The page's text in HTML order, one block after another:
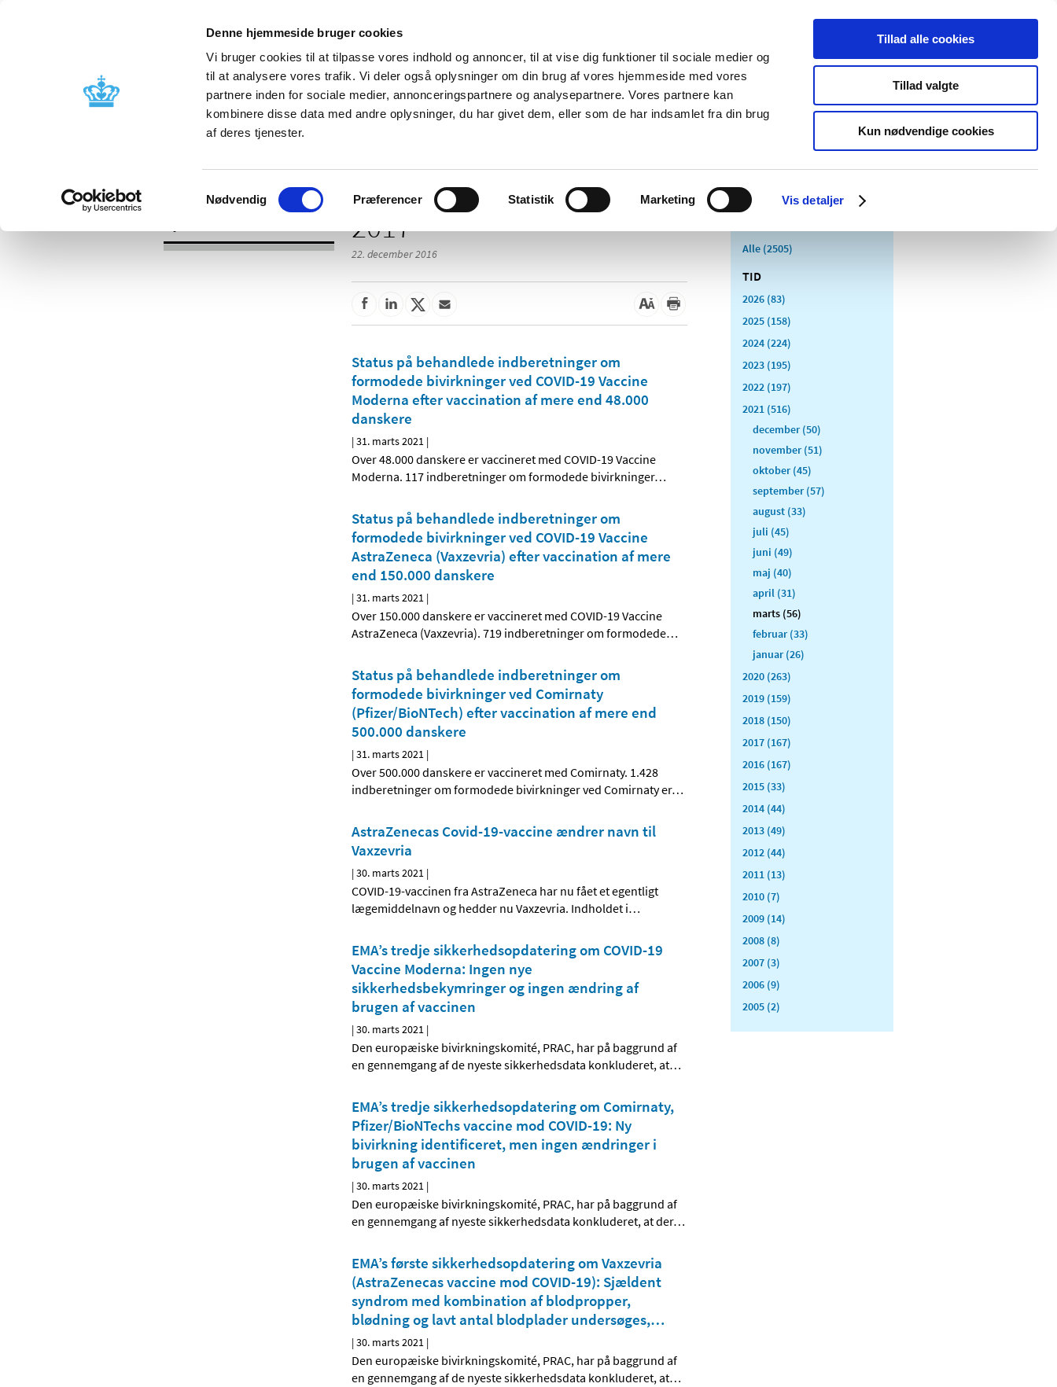
Denne hjemmeside bruger cookies
Vi bruger cookies til at tilpasse vores indhold og annoncer, til at vise dig funktioner til sociale medier og
til at analysere vores trafik. Vi deler også oplysninger om din brug af vores hjemmeside med vores
partnere inden for sociale medier, annonceringspartnere og analysepartnere. Vores partnere kan
kombinere disse data med andre oplysninger, du har givet dem, eller som de har indsamlet fra din brug
af deres tjenester.
Samtykkevalg
Nødvendig Præferencer Statistik Marketing Vis detaljer
Tillad alle cookies
Tillad valgte
Kun nødvendige cookies
Nyheder Om os Kontakt Udgivelser
Godkendelse og
Bivirkninger og
produktinformation
Tilskud og
Apoteker og salg af
Medicinsk
Særlige
produktområder
2017
22. december 2016
Status på behandlede indberetninger om
formodede bivirkninger ved COVID-19 Vaccine
Moderna efter vaccination af mere end 48.000
danskere
|31. marts 2021 |
Over 48.000 danskere er vaccineret med COVID-19 Vaccine
Moderna. 117 indberetninger om formodede bivirkninger…
Status på behandlede indberetninger om
formodede bivirkninger ved COVID-19 Vaccine
AstraZeneca (Vaxzevria) efter vaccination af mere
end 150.000 danskere
|31. marts 2021 |
Over 150.000 danskere er vaccineret med COVID-19 Vaccine
AstraZeneca (Vaxzevria). 719 indberetninger om formodede…
Status på behandlede indberetninger om
formodede bivirkninger ved Comirnaty
(Pfizer/BioNTech) efter vaccination af mere end
500.000 danskere
|31. marts 2021 |
Over 500.000 danskere er vaccineret med Comirnaty. 1.428
indberetninger om formodede bivirkninger ved Comirnaty er…
AstraZenecas Covid-19-vaccine ændrer navn til
Vaxzevria
|30. marts 2021 |
COVID-19-vaccinen fra AstraZeneca har nu fået et egentligt
lægemiddelnavn og hedder nu Vaxzevria. Indholdet i…
EMA’s tredje sikkerhedsopdatering om COVID-19
Vaccine Moderna: Ingen nye
sikkerhedsbekymringer og ingen ændring af
brugen af vaccinen
|30. marts 2021 |
Den europæiske bivirkningskomité, PRAC, har på baggrund af
en gennemgang af de nyeste sikkerhedsdata konkluderet, at…
EMA’s tredje sikkerhedsopdatering om Comirnaty,
Pfizer/BioNTechs vaccine mod COVID-19: Ny
bivirkning identificeret, men ingen ændringer i
brugen af vaccinen
|30. marts 2021 |
Den europæiske bivirkningskomité, PRAC, har på baggrund af
en gennemgang af nyeste sikkerhedsdata konkluderet, at der…
EMA’s første sikkerhedsopdatering om Vaxzevria
(AstraZenecas vaccine mod COVID-19): Sjældent
syndrom med kombination af blodpropper,
blødning og lavt antal blodplader undersøges,…
|30. marts 2021 |
Den europæiske bivirkningskomité, PRAC, har på baggrund af
en gennemgang af de nyeste sikkerhedsdata konkluderet, at…
Alle (2505)
TID
2026 (83)
2025 (158)
2024 (224)
2023 (195)
2022 (197)
2021 (516)
december (50)
november (51)
oktober (45)
september (57)
august (33)
juli (45)
juni (49)
maj (40)
april (31)
marts (56)
februar (33)
januar (26)
2020 (263)
2019 (159)
2018 (150)
2017 (167)
2016 (167)
2015 (33)
2014 (44)
2013 (49)
2012 (44)
2011 (13)
2010 (7)
2009 (14)
2008 (8)
2007 (3)
2006 (9)
2005 (2)